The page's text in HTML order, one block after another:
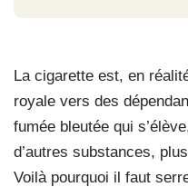
La cigarette est, en
royale vers des
fumée bleutée qui
d’autres substances,
Voilà pourquoi il faut